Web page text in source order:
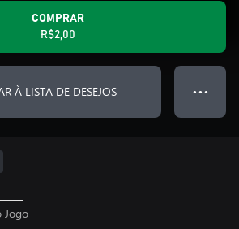
COMPRAR
R$2,00
À LISTA DE DESEJOS ● ● ●
Jogo